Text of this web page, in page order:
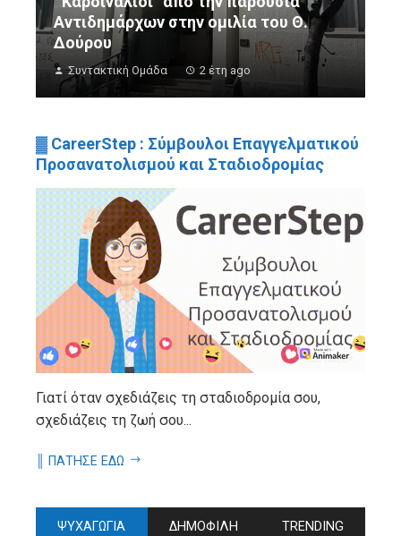
Αντιδημάρχων στην ομιλία του Θ.
Δούρου
Συντακτική Ομάδα 2 έτη ago
▓ CareerStep : Σύμβουλοι Επαγγελματικού
Προσανατολισμού και Σταδιοδρομίας
Γιατί όταν σχεδιάζεις τη σταδιοδρομία σου,
σχεδιάζεις τη ζωή σου...
║ ΠΑΤΗΣΕ ΕΔΩ
ΨΥΧΑΓΩΓΙΑ ΔΗΜΟΦΙΛΗ TRENDING